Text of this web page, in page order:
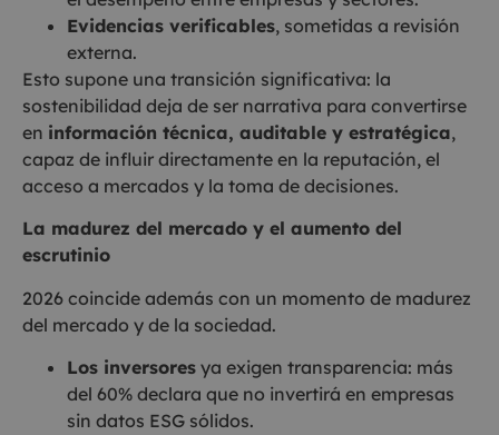
Evidencias verificables, sometidas a revisión
externa.
Esto supone una transición significativa: la
sostenibilidad deja de ser narrativa para convertirse
en información técnica, auditable y estratégica,
capaz de influir directamente en la reputación, el
acceso a mercados y la toma de decisiones.
La madurez del mercado y el aumento del
escrutinio
2026 coincide además con un momento de madurez
del mercado y de la sociedad.
Los inversores ya exigen transparencia: más
del 60% declara que no invertirá en empresas
sin datos ESG sólidos.